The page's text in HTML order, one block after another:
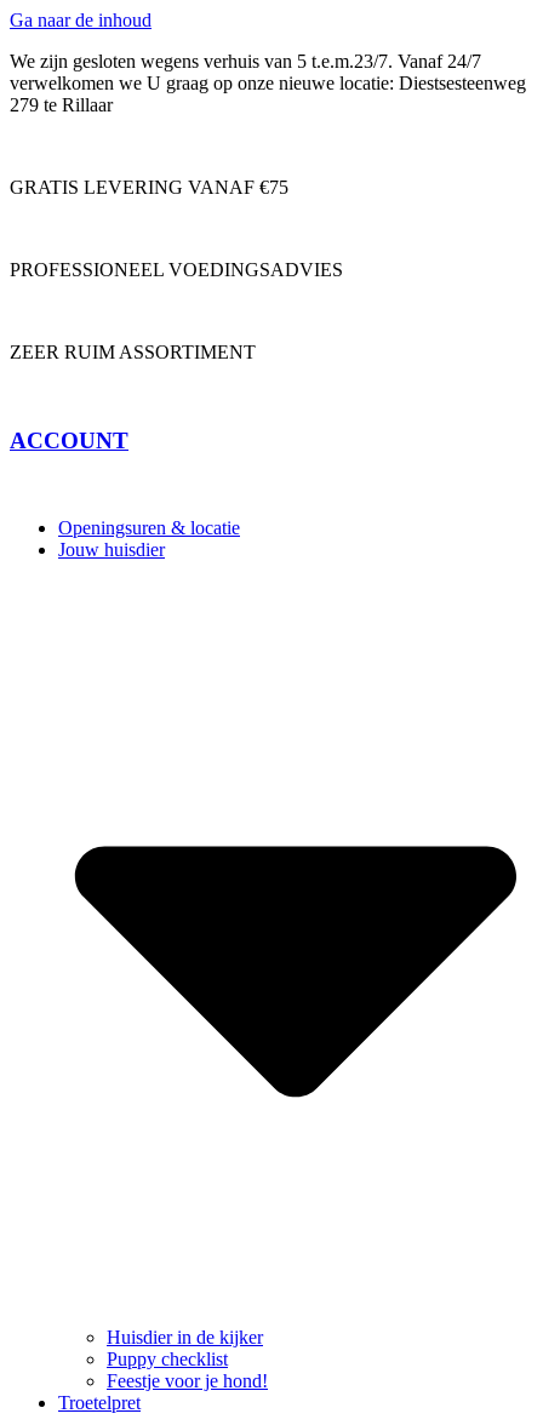
Ga naar de inhoud
We zijn gesloten wegens verhuis van 5 t.e.m.23/7. Vanaf 24/7
verwelkomen we U graag op onze nieuwe locatie: Diestsesteenweg
279 te Rillaar
GRATIS LEVERING VANAF €75
PROFESSIONEEL VOEDINGSADVIES
ZEER RUIM ASSORTIMENT
ACCOUNT
Openingsuren & locatie
Jouw huisdier
Huisdier in de kijker
Puppy checklist
Feestje voor je hond!
Troetelpret